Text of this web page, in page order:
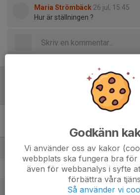
Maria Strömbäck 26 jul, 15:45
Hur är ställningen ?
M
1. Bergnäsets AIK 11
2. Sunnanå SK 12
11
Godkänn
Vi använder oss av kakor
webbplats ska fungera bra för
även för webbanalys i syfte
förbättra våra
Så använder vi